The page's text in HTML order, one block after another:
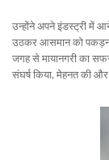
उन्होंने अपने इंडस्ट्री में
उठकर आसमान को
जगह से मायानगरी का
संघर्ष किया, मेहनत की